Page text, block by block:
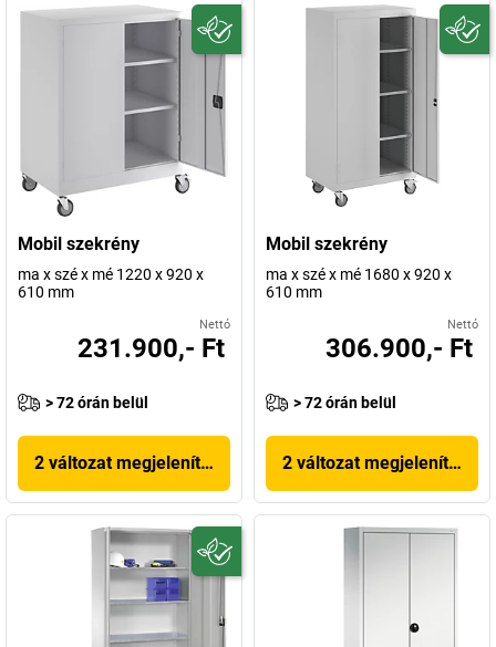
Mobil szekrény
ma x szé x mé 1220 x 920 x
610 mm
Nettó
231.900,- Ft
> 72 órán belül
2 változat megjelenítése
Mobil szekrény
ma x szé x mé 1680 x 920 x
610 mm
Nettó
306.900,- Ft
> 72 órán belül
2 változat megjelenítése